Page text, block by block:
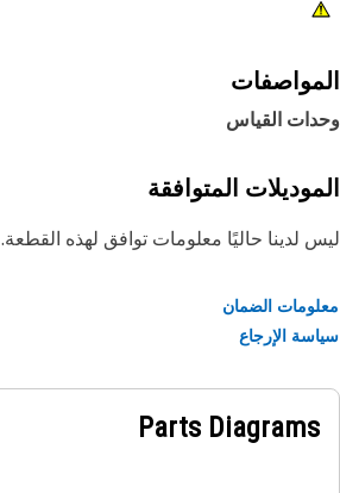
subjected to the most rigorous
as a system to ensure a
maximum safety and
القياس
المتوافقة
لدينا حاليًا معلومات توافق لهذه القطعة.
الضمان
الإرجاع
Parts Diagrams